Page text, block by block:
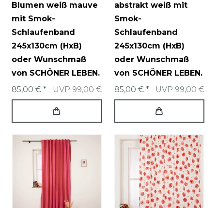
Blumen weiß mauve
mit Smok-
Schlaufenband
245x130cm (HxB)
oder Wunschmaß
von SCHÖNER LEBEN.
UVP 99,00 €
85,00 € *
abstrakt weiß mit
Smok-
Schlaufenband
245x130cm (HxB)
oder Wunschmaß
von SCHÖNER LEBEN.
UVP 99,00 €
85,00 € *